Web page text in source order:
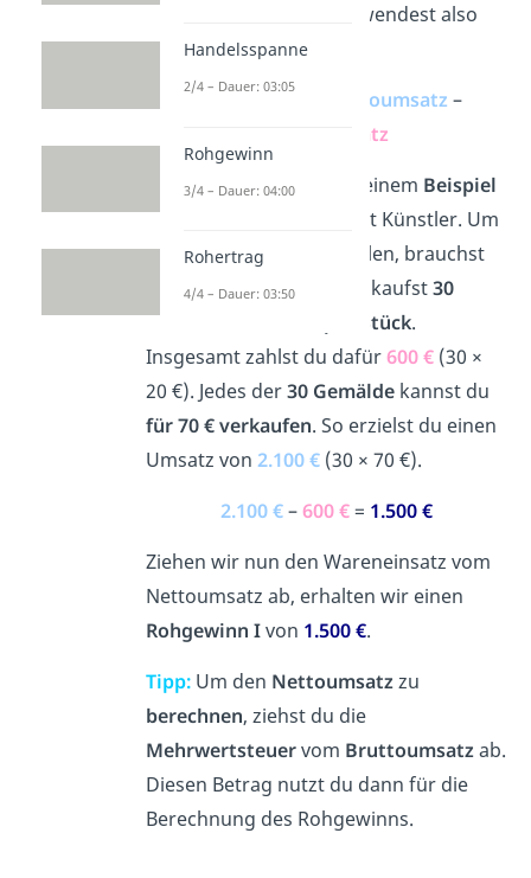
Nettoumsatz ab. Du verwendest also
folgende Formel:
Rohgewinn I
Nettoumsatz –
Wareneinsatz
Schauen wir uns das an einem Beispiel
an. Angenommen, du bist Künstler. Um
deine Kunstwerke zu malen, brauchst
du große Leinwände. Du kaufst30
Leinwände
20 € pro Stück.
Insgesamt zahlst du dafür600 €(30 ×
20 €). Jedes der30 Gemäldekannst du
für 70 € verkaufen. So erzielst du einen
Umsatz von 2.100 €(30 × 70 €).
2.100 €–600 €= 1.500 €
Ziehen wir nun den Wareneinsatz vom
Nettoumsatz ab, erhalten wir einen
Rohgewinn Ivon 1.500 €.
Tipp:Um den Nettoumsatzzu
berechnen, ziehst du die
Mehrwertsteuervom Bruttoumsatzab.
Diesen Betrag nutzt du dann für die
Berechnung des Rohgewinns.
Handelsspanne
2/4 – Dauer: 03:05
Rohgewinn
3/4 – Dauer: 04:00
Rohertrag
4/4 – Dauer: 03:50